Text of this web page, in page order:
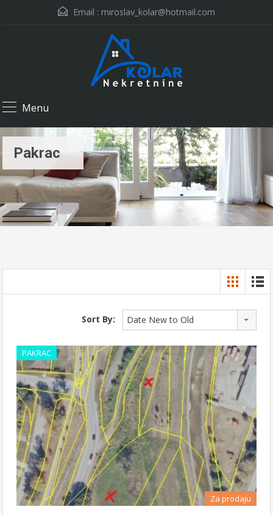
Email : miroslav_kolar@hotmail.com
Menu
Pakrac
Sort By: Date New to Old
PAKRAC
Za prodaju